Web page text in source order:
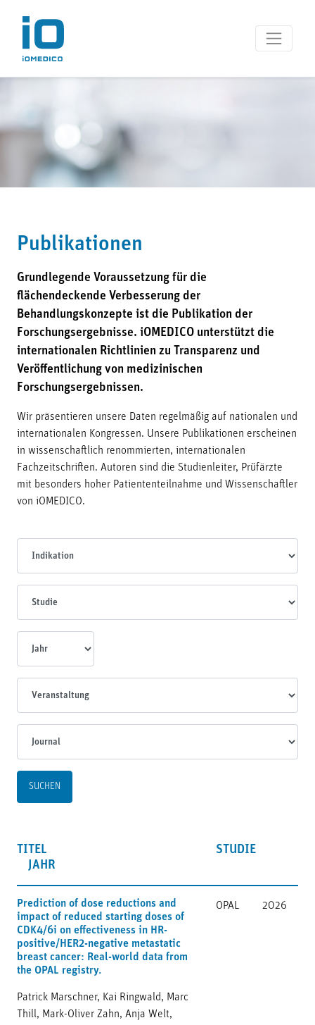
Publikationen
Grundlegende Voraussetzung für die
flächendeckende Verbesserung der
Behandlungskonzepte ist die Publikation der
Forschungsergebnisse. iOMEDICO unterstützt die
internationalen Richtlinien zu Transparenz und
Veröffentlichung von medizinischen
Forschungsergebnissen.
Wir präsentieren unsere Daten regelmäßig auf nationalen und
internationalen Kongressen. Unsere Publikationen erscheinen
in wissenschaftlich renommierten, internationalen
Fachzeitschriften. Autoren sind die Studienleiter, Prüfärzte
mit besonders hoher Patiententeilnahme und Wissenschaftler
von iOMEDICO.
TITEL
STUDIE
JAHR
Prediction of dose reductions and
impact of reduced starting doses of
CDK4/6i on effectiveness in HR-
positive/HER2-negative metastatic
breast cancer: Real-world data from
the OPAL registry.
Patrick Marschner, Kai Ringwald, Marc
Thill, Mark-Oliver Zahn, Anja Welt,
OPAL 2026